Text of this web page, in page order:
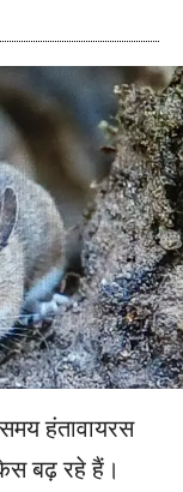
हंतावायरस
बढ़ रहे हैं।